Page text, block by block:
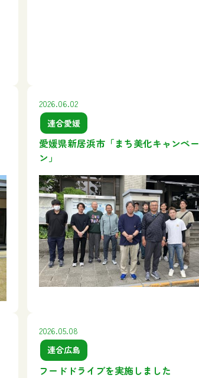
2026.06.02
連合愛媛
愛媛県新居浜市「まち美化キャンペー
ン」
2026.05.08
連合広島
フードドライブを実施しました